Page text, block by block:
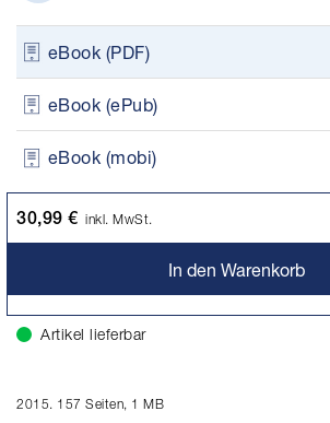
eBook (PDF)
eBook (ePub)
eBook (mobi)
30,99 € inkl. MwSt.
In den Warenkorb
Artikel lieferbar
2015. 157 Seiten, 1 MB